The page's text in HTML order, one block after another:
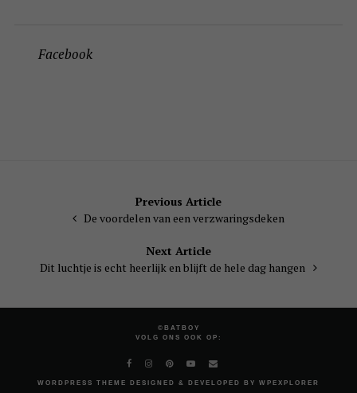
Facebook
navigatie
Previous Article
De voordelen van een verzwaringsdeken
Next Article
Dit luchtje is echt heerlijk en blijft de hele dag hangen
©BATBOY
VOLG ONS OOK OP:
WORDPRESS THEME DESIGNED & DEVELOPED BY WPEXPLORER